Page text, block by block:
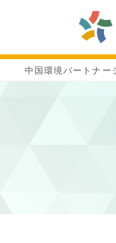
中国環境パートナー